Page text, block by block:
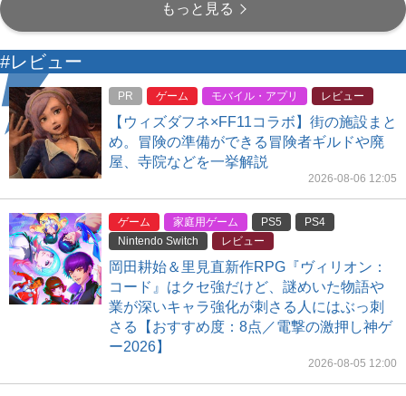
もっと見る
#レビュー
PR ゲーム モバイル・アプリ レビュー
【ウィズダフネ×FF11コラボ】街の施設まと
め。冒険の準備ができる冒険者ギルドや廃
屋、寺院などを一挙解説
2026-08-06 12:05
ゲーム 家庭用ゲーム PS5
PS4
Nintendo Switch
レビュー
岡田耕始＆里見直新作RPG『ヴィリオン：
コード』はクセ強だけど、謎めいた物語や
業が深いキャラ強化が刺さる人にはぶっ刺
さる【おすすめ度：8点／電撃の激押し神ゲ
ー2026】
2026-08-05 12:00